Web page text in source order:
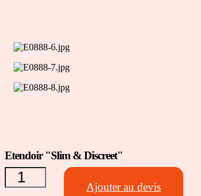
Etendoir "Slim & Discreet"
quantité
de
Etendoir
"Slim &
Ajouter au devis